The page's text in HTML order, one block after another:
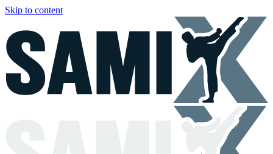
Skip to content